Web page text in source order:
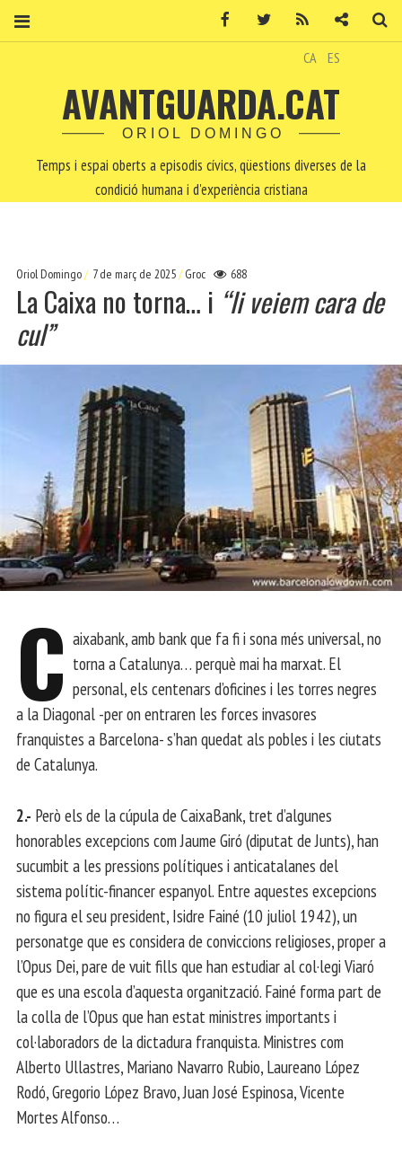
CA ES
AVANTGUARDA.CAT
ORIOL DOMINGO
Temps i espai oberts a episodis cívics, qüestions diverses de la
condició humana i d'experiència cristiana
Oriol Domingo 7 de març de 2025 Groc 688
La Caixa no torna… i “li veiem cara de
cul”
C aixabank, amb bank que fa fi i sona més universal, no
torna a Catalunya… perquè mai ha marxat. El
personal, els centenars d’oficines i les torres negres
a la Diagonal -per on entraren les forces invasores
franquistes a Barcelona- s’han quedat als pobles i les ciutats
de Catalunya.
2.- Però els de la cúpula de CaixaBank, tret d’algunes
honorables excepcions com Jaume Giró (diputat de Junts), han
sucumbit a les pressions polítiques i anticatalanes del
sistema polític-financer espanyol. Entre aquestes excepcions
no figura el seu president, Isidre Fainé (10 juliol 1942), un
personatge que es considera de conviccions religioses, proper a
l’Opus Dei, pare de vuit fills que han estudiar al col·legi Viaró
que es una escola d’aquesta organització. Fainé forma part de
la colla de l’Opus que han estat ministres importants i
col·laboradors de la dictadura franquista. Ministres com
Alberto Ullastres, Mariano Navarro Rubio, Laureano López
Rodó, Gregorio López Bravo, Juan José Espinosa, Vicente
Mortes Alfonso…
Facebook Twitter Contacte